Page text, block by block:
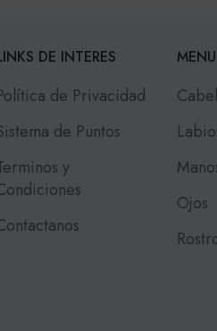
DE INTERES
de Privacidad
de Puntos
y
MENU
Ojos